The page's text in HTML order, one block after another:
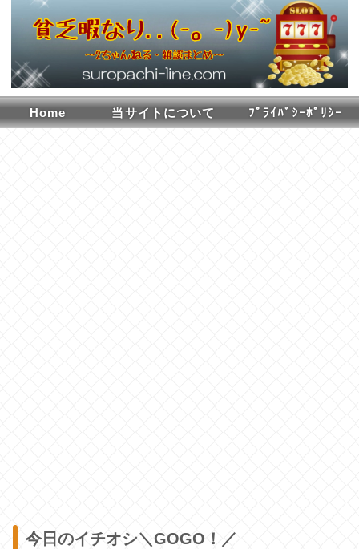
Home 当サイトについて ﾌﾟﾗｲﾊﾞｼｰﾎﾟﾘｼｰ
今日のイチオシ＼GOGO！／